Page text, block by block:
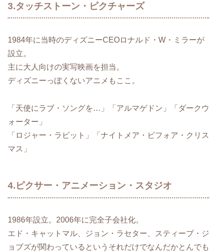
3.タッチストーン・ピクチャーズ
1984年に当時のディズニーCEOロナルド・W・ミラーが
設立。
主に大人向けの実写映画を担当。
ディズニーっぽくないアニメもここ。
「天使にラブ・ソングを…」「アルマゲドン」「ダークウ
ォーター」
「ロジャー・ラビット」「ナイトメア・ビフォア・クリス
マス」
4.ピクサー・アニメーション・スタジオ
1986年設立。2006年に完全子会社化。
エド・キャットマル、ジョン・ラセター、スティーブ・ジ
ョブズが関わっているというそれだけでなんだかとんでも